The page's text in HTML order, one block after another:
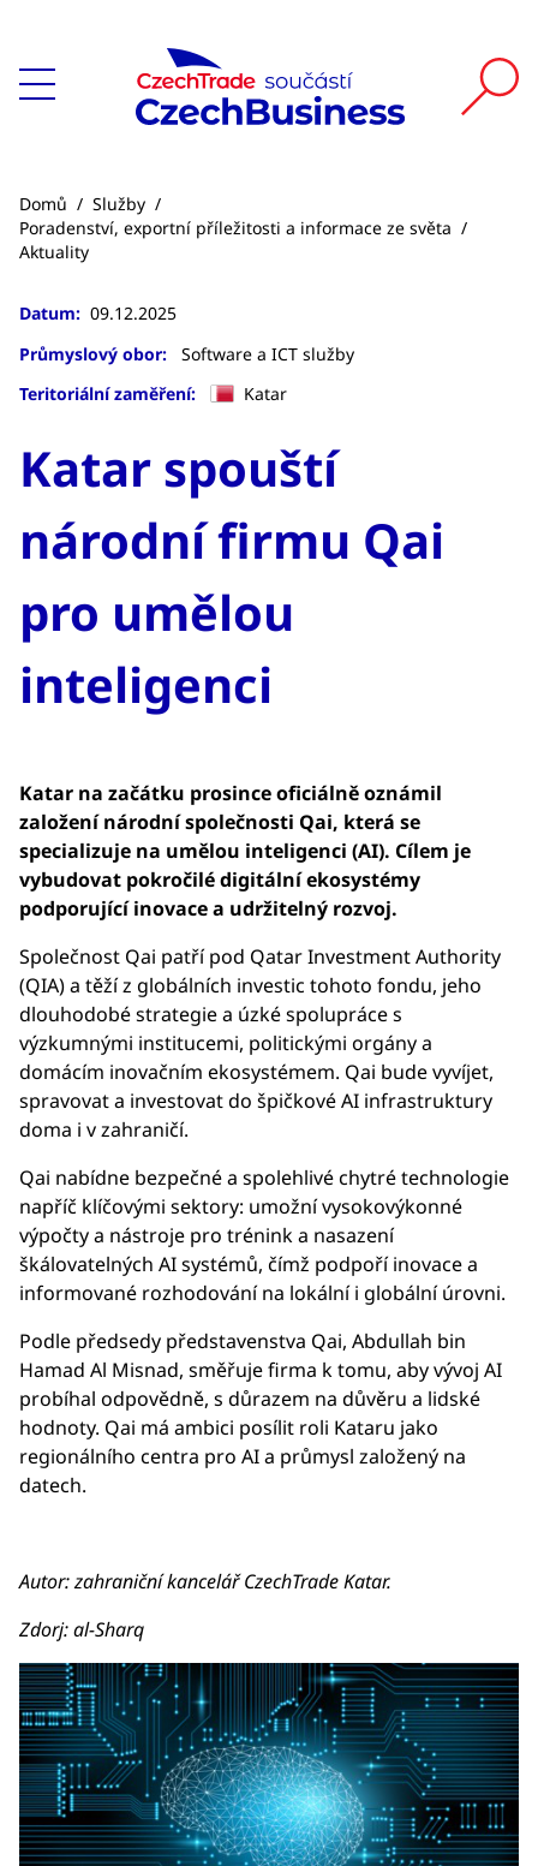
Domů / Služby /
Poradenství, exportní příležitosti a informace ze světa /
Aktuality
Datum: 09.12.2025
Průmyslový obor:
Software a ICT služby
Teritoriální zaměření:
Katar
Katar spouští
národní firmu Qai
pro umělou
inteligenci
Katar na začátku prosince oficiálně oznámil
založení národní společnosti Qai, která se
specializuje na umělou inteligenci (AI). Cílem je
vybudovat pokročilé digitální ekosystémy
podporující inovace a udržitelný rozvoj.
Společnost Qai patří pod Qatar Investment Authority
(QIA) a těží z globálních investic tohoto fondu, jeho
dlouhodobé strategie a úzké spolupráce s
výzkumnými institucemi, politickými orgány a
domácím inovačním ekosystémem. Qai bude vyvíjet,
spravovat a investovat do špičkové AI infrastruktury
doma i v zahraničí.
Qai nabídne bezpečné a spolehlivé chytré technologie
napříč klíčovými sektory: umožní vysokovýkonné
výpočty a nástroje pro trénink a nasazení
škálovatelných AI systémů, čímž podpoří inovace a
informované rozhodování na lokální i globální úrovni.
Podle předsedy představenstva Qai, Abdullah bin
Hamad Al Misnad, směřuje firma k tomu, aby vývoj AI
probíhal odpovědně, s důrazem na důvěru a lidské
hodnoty. Qai má ambici posílit roli Kataru jako
regionálního centra pro AI a průmysl založený na
datech.
Autor: zahraniční kancelář CzechTrade Katar.
Zdorj: al-Sharq